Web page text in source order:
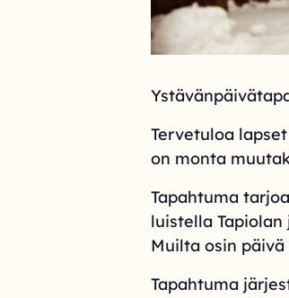
Tervetuloa
on monta
Tapahtuma
luistella
Muilta osin
Tapahtuma